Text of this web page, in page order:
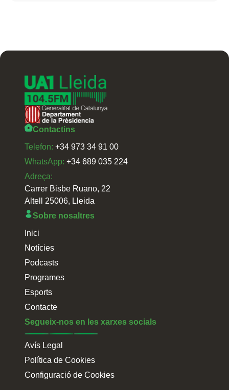
Contactins
Telefon: +34 973 34 91 00
WhatsApp: +34 689 035 224
Adreça:
Carrer Bisbe Ruano, 22
Altell 25006, Lleida
Sobre nosaltres
Inici
Notícies
Podcasts
Programes
Esports
Contacte
Segueix-nos en les xarxes socials
Avís Legal
Política de Cookies
Configuració de Cookies